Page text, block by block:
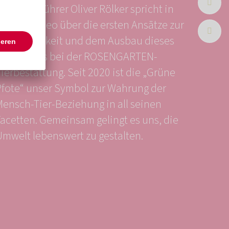
Oliver Rölker spricht in
Video über die ersten Ansätze zur
und dem Ausbau dieses
bei der ROSENGARTEN-
Seit 2020 ist die „Grüne
unser Symbol zur Wahrung der
Tier-Beziehung in all seinen
Gemeinsam gelingt es uns, die
lebenswert zu gestalten.